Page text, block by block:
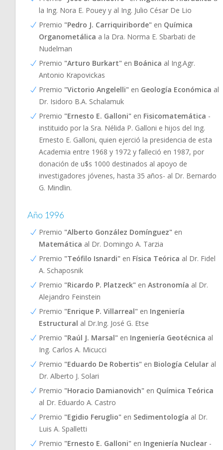
la Ing. Nora E. Pouey y al Ing. Julio César De Lio
Premio "Pedro J. Carriquiriborde" en Química
Organometálica a la Dra. Norma E. Sbarbati de
Nudelman
Premio "Arturo Burkart" en Boánica al Ing.Agr.
Antonio Krapovickas
Premio "Victorio Angelelli" en Geología Económica al
Dr. Isidoro B.A. Schalamuk
Premio "Ernesto E. Galloni" en Fisicomatemática -
instituido por la Sra. Nélida P. Galloni e hijos del Ing.
Ernesto E. Galloni, quien ejerció la presidencia de esta
Academia entre 1968 y 1972 y falleció en 1987, por
donación de u$s 1000 destinados al apoyo de
investigadores jóvenes, hasta 35 años- al Dr. Bernardo
G. Mindlin.
Año 1996
Premio "Alberto González Domínguez" en
Matemática al Dr. Domingo A. Tarzia
Premio "Teófilo Isnardi" en Física Teórica al Dr. Fidel
A. Schaposnik
Premio "Ricardo P. Platzeck" en Astronomía al Dr.
Alejandro Feinstein
Premio "Enrique P. Villarreal" en Ingeniería
Estructural al Dr.Ing. José G. Etse
Premio "Raúl J. Marsal" en Ingeniería Geotécnica al
Ing. Carlos A. Micucci
Premio "Eduardo De Robertis" en Biología Celular al
Dr. Alberto J. Solari
Premio "Horacio Damianovich" en Química Teórica
al Dr. Eduardo A. Castro
Premio "Egidio Feruglio" en Sedimentología al Dr.
Luis A. Spalletti
Premio "Ernesto E. Galloni" en Ingeniería Nuclear -